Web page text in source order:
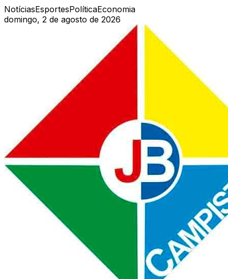
NotíciasEsportesPolíticaEconomia
domingo, 2 de agosto de 2026